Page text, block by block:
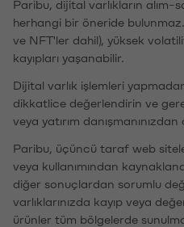
Paribu, dijital varlıkların alım-
herhangi bir öneride
ve NFT'ler dahil), yüksek
kayıpları yaşanabilir.
Dijital varlık işlemleri
dikkatlice değerlendirin ve
veya yatırım danışmanınızdan
Paribu, üçüncü taraf web
veya kullanımından
diğer sonuçlardan sorumlu
varlıklarınızda kayıp veya
ürünler tüm bölgelerde